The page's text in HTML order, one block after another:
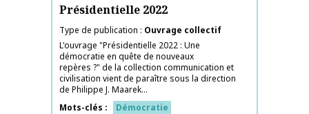
Présidentielle 2022
Type de publication
Ouvrage collectif
L'ouvrage "Présidentielle 2022 : Une
démocratie en quête de nouveaux
repères ?" de la collection communication et
civilisation vient de paraître sous la direction
de Philippe J. Maarek...
Mots-clés
Démocratie